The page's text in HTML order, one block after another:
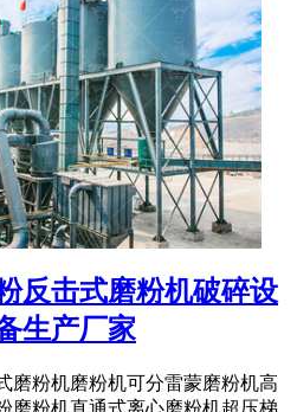
反击式磨粉机破碎设
生产厂家
磨粉机磨粉机可分雷蒙磨粉机高